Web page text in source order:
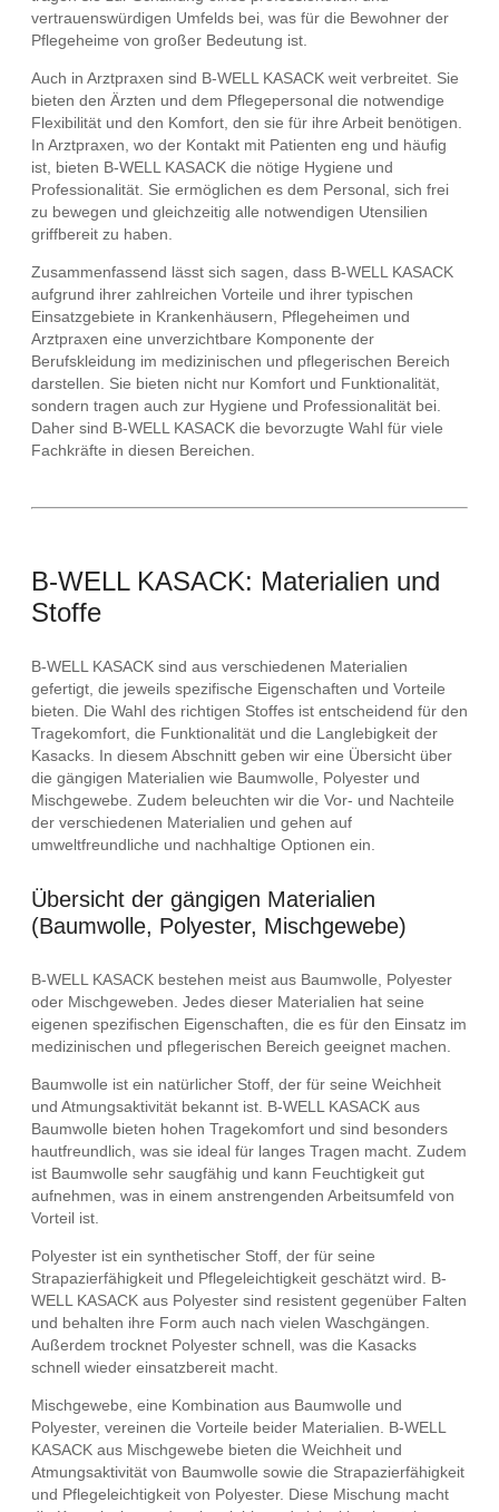
vertrauenswürdigen Umfelds bei, was für die Bewohner der
Pflegeheime von großer Bedeutung ist.
Auch in Arztpraxen sind B-WELL KASACK weit verbreitet. Sie
bieten den Ärzten und dem Pflegepersonal die notwendige
Flexibilität und den Komfort, den sie für ihre Arbeit benötigen.
In Arztpraxen, wo der Kontakt mit Patienten eng und häufig
ist, bieten B-WELL KASACK die nötige Hygiene und
Professionalität. Sie ermöglichen es dem Personal, sich frei
zu bewegen und gleichzeitig alle notwendigen Utensilien
griffbereit zu haben.
Zusammenfassend lässt sich sagen, dass B-WELL KASACK
aufgrund ihrer zahlreichen Vorteile und ihrer typischen
Einsatzgebiete in Krankenhäusern, Pflegeheimen und
Arztpraxen eine unverzichtbare Komponente der
Berufskleidung im medizinischen und pflegerischen Bereich
darstellen. Sie bieten nicht nur Komfort und Funktionalität,
sondern tragen auch zur Hygiene und Professionalität bei.
Daher sind B-WELL KASACK die bevorzugte Wahl für viele
Fachkräfte in diesen Bereichen.
B-WELL KASACK: Materialien und
Stoffe
B-WELL KASACK sind aus verschiedenen Materialien
gefertigt, die jeweils spezifische Eigenschaften und Vorteile
bieten. Die Wahl des richtigen Stoffes ist entscheidend für den
Tragekomfort, die Funktionalität und die Langlebigkeit der
Kasacks. In diesem Abschnitt geben wir eine Übersicht über
die gängigen Materialien wie Baumwolle, Polyester und
Mischgewebe. Zudem beleuchten wir die Vor- und Nachteile
der verschiedenen Materialien und gehen auf
umweltfreundliche und nachhaltige Optionen ein.
Übersicht der gängigen Materialien
(Baumwolle, Polyester, Mischgewebe)
B-WELL KASACK bestehen meist aus Baumwolle, Polyester
oder Mischgeweben. Jedes dieser Materialien hat seine
eigenen spezifischen Eigenschaften, die es für den Einsatz im
medizinischen und pflegerischen Bereich geeignet machen.
Baumwolle ist ein natürlicher Stoff, der für seine Weichheit
und Atmungsaktivität bekannt ist. B-WELL KASACK aus
Baumwolle bieten hohen Tragekomfort und sind besonders
hautfreundlich, was sie ideal für langes Tragen macht. Zudem
ist Baumwolle sehr saugfähig und kann Feuchtigkeit gut
aufnehmen, was in einem anstrengenden Arbeitsumfeld von
Vorteil ist.
Polyester ist ein synthetischer Stoff, der für seine
Strapazierfähigkeit und Pflegeleichtigkeit geschätzt wird. B-
WELL KASACK aus Polyester sind resistent gegenüber Falten
und behalten ihre Form auch nach vielen Waschgängen.
Außerdem trocknet Polyester schnell, was die Kasacks
schnell wieder einsatzbereit macht.
Mischgewebe, eine Kombination aus Baumwolle und
Polyester, vereinen die Vorteile beider Materialien. B-WELL
KASACK aus Mischgewebe bieten die Weichheit und
Atmungsaktivität von Baumwolle sowie die Strapazierfähigkeit
und Pflegeleichtigkeit von Polyester. Diese Mischung macht